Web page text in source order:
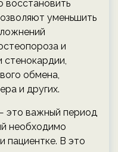
восстановить
уменьшить
и
обмена,
и других.
это важный период
необходимо
пациентке. В это